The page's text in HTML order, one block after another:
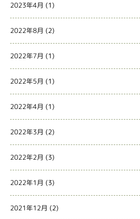
2023年4月 (1)
2022年8月 (2)
2022年7月 (1)
2022年5月 (1)
2022年4月 (1)
2022年3月 (2)
2022年2月 (3)
2022年1月 (3)
2021年12月 (2)